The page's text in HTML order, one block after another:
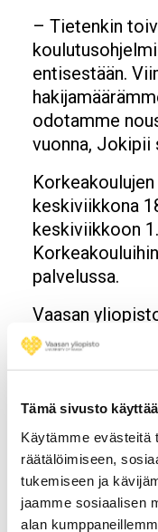
Tämä sivusto
Käytämme evästeitä
räätälöimiseen,
tukemiseen ja
jaamme sosiaalisen
alan
– Tietenkin
entisestään.
odotamme
vuonna, Jokipii
keskiviikkona
keskiviikkoon
palvelussa.
Vaasan
ja monialaisen
ovat
kestävä
taloudellinen